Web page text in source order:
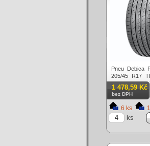
Pneu Debica
205/45 R17
Letní
1 478,59 Kč
bez DPH
6 ks
ks